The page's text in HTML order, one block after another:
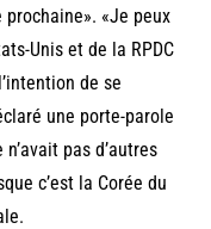
«Je peux
Unis et de la RPDC
de se
une porte-parole
pas d’autres
c’est la Corée du